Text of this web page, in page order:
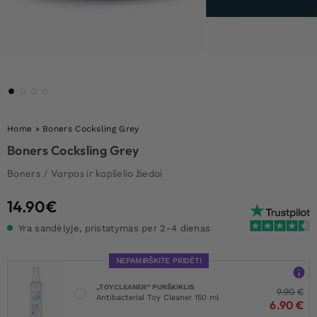
Home » Boners Cocksling Grey
Boners Cocksling Grey
Boners / Varpos ir kapšelio žiedai
14.90€
Yra sandėlyje, pristatymas per 2-4 dienas
NEPAMIRŠKITE PRIDĖTI
„TOYCLEANER“ PURŠKIKLIS
Antibacterial Toy Cleaner 150 ml
9.90€
6.90 €